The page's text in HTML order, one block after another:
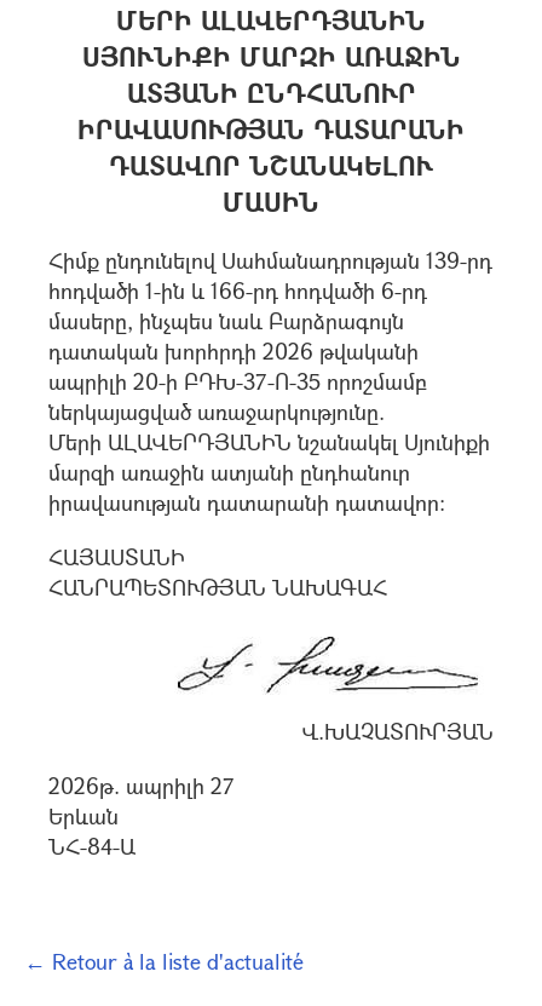
ՄԵՐԻ ԱԼԱՎԵՐԴՅԱՆԻՆ
ՍՅՈՒՆԻՔԻ ՄԱՐԶԻ ԱՌԱՋԻՆ
ԱՏՅԱՆԻ ԸՆԴՀԱՆՈՒՐ
ԻՐԱՎԱՍՈՒԹՅԱՆ ԴԱՏԱՐԱՆԻ
ԴԱՏԱՎՈՐ ՆՇԱՆԱԿԵԼՈՒ
ՄԱՍԻՆ
Հիմք ընդունելով Սահմանադրության 139-րդ
հոդվածի 1-ին և 166-րդ հոդվածի 6-րդ
մասերը, ինչպես նաև Բարձրագույն
դատական խորհրդի 2026 թվականի
ապրիլի 20-ի ԲԴԽ-37-Ո-35 որոշմամբ
ներկայացված առաջարկությունը.
Մերի ԱԼԱՎԵՐԴՅԱՆԻՆ նշանակել Սյունիքի
մարզի առաջին ատյանի ընդհանուր
իրավասության դատարանի դատավոր:
ՀԱՅԱՍՏԱՆԻ
ՀԱՆՐԱՊԵՏՈՒԹՅԱՆ ՆԱԽԱԳԱՀ
Վ.ԽԱՉԱՏՈՒՐՅԱՆ
2026թ. ապրիլի 27
Երևան
ՆՀ-84-Ա
← Retour à la liste d'actualité